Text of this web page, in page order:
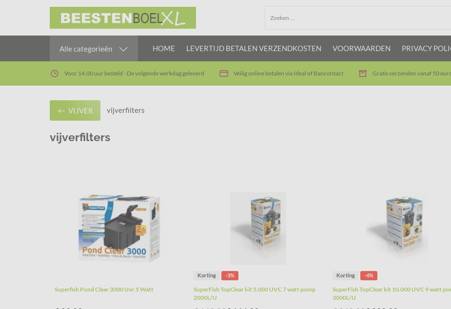
Alle categorieën HOME LEVERTIJD BETALEN VERZENDKOSTEN VOORWAARDEN PRIVACY
Voor 14.00 uur besteld - De volgende werkdag geleverd Veilig online betalen via Ideal of Bancontact Gratis verzenden vanaf 50
VIJVER vijverfilters
vijverfilters
Superfish Pond Clear 3000 Uvc 5 Watt
Korting -3%
SuperFish TopClear kit 5.000 UVC 7 watt pomp
2000L/U
Korting -4%
SuperFish TopClear kit 10.000 UVC 9 watt
3000L/U